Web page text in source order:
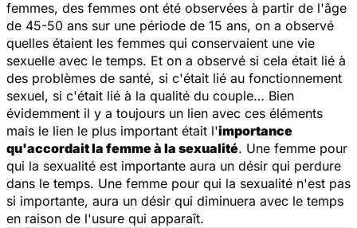
femmes, des femmes ont été observées à partir de l'âge
de 45-50 ans sur une période de 15 ans, on a observé
quelles étaient les femmes qui conservaient une vie
sexuelle avec le temps. Et on a observé si cela était lié à
des problèmes de santé, si c'était lié au fonctionnement
sexuel, si c'était lié à la qualité du couple… Bien
évidemment il y a toujours un lien avec ces éléments
mais le lien le plus important était l'importance
qu'accordait la femme à la sexualité. Une femme pour
qui la sexualité est importante aura un désir qui perdure
dans le temps. Une femme pour qui la sexualité n'est pas
si importante, aura un désir qui diminuera avec le temps
en raison de l'usure qui apparaît.